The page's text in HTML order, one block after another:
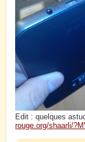
Edit : quelques
rouge.org/shaarli/